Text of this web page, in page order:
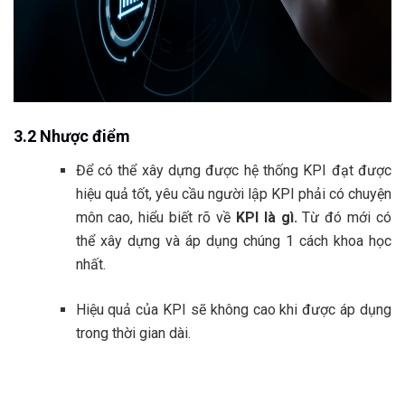
3.2 Nhược điểm
Để có thể xây dựng được hệ thống KPI đạt được
hiệu quả tốt, yêu cầu người lập KPI phải có chuyện
môn cao, hiểu biết rõ về KPI là gì. Từ đó mới có
thể xây dựng và áp dụng chúng 1 cách khoa học
nhất.
Hiệu quả của KPI sẽ không cao khi được áp dụng
trong thời gian dài.